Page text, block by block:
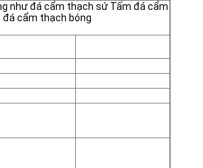
như đá cẩm thạch sứ Tấm đá cẩm
cẩm thạch bóng